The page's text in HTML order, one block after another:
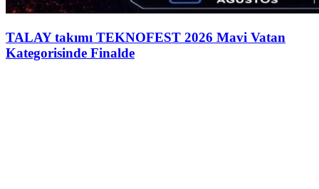
TALAY takımı TEKNOFEST 2026 Mavi Vatan
Kategorisinde Finalde